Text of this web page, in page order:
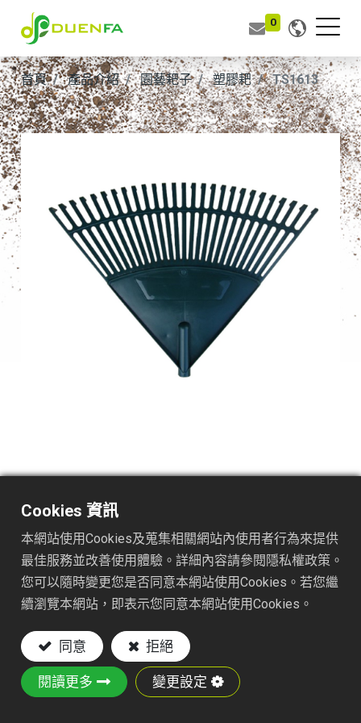
0
首頁 產品介紹 園藝耙子 塑膠耙 TS1613
27Tx24" PLASTIC RAKE
Key Features:
24 IN. WIDE POLY LEAF RAKE for gathering
large amounts of leaves in fewer passes
27 TINE CONFIGURATION with closely spaced
tines for maximum performance
POLYPROPYLENE construction with weather-
Cookies 資訊
本網站使用Cookies及蒐集相關網站內使用者行為來提供
最佳服務並改善使用體驗。詳細內容請參閱隱私權政策。
您可以隨時變更您是否同意本網站使用Cookies。若您繼
續瀏覽本網站，即表示您同意本網站使用Cookies。
同意 拒絕
閱讀更多 變更設定